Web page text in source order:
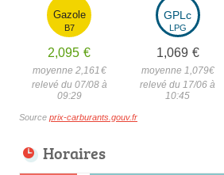
Gazole
B7
2,095 €
moyenne 2,161€
relevé du 07/08 à
09:29
GPLc
LPG
1,069 €
moyenne 1,079€
relevé du 17/06 à
10:45
Source prix-carburants.gouv.fr
Horaires